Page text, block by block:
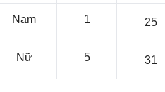
Nam 1 25
Nữ 5 31